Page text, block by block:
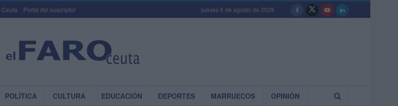
Ceuta Portal del suscriptor jueves 6 de agosto de 2026
POLÍTICA CULTURA EDUCACIÓN DEPORTES MARRUECOS OPINIÓN